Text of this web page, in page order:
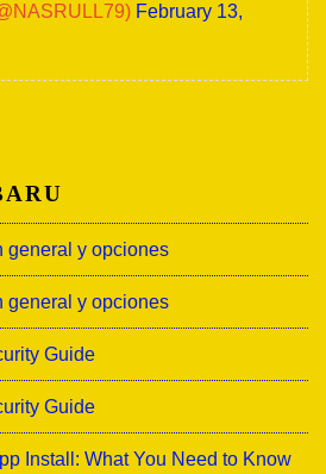
February 13,
general y opciones
general y opciones
Guide
Guide
Install: What You Need to Know